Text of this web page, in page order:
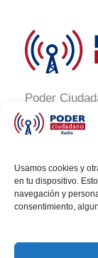
Usamos cookies y
en tu dispositivo.
navegación y
consentimiento,
Poder
buscan un
Nuestro
veraces y al